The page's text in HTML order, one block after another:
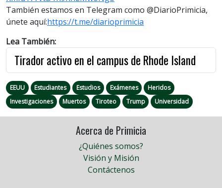
También estamos en Telegram como @DiarioPrimicia,
únete aquí:https://t.me/diarioprimicia
Lea También:
Tirador activo en el campus de Rhode Island
EEUU Estudiantes Estudios Exámenes
Heridos
Investigaciones
Muertos Tiroteo Trump Universidad
Acerca de Primicia
¿Quiénes somos?
Visión y Misión
Contáctenos